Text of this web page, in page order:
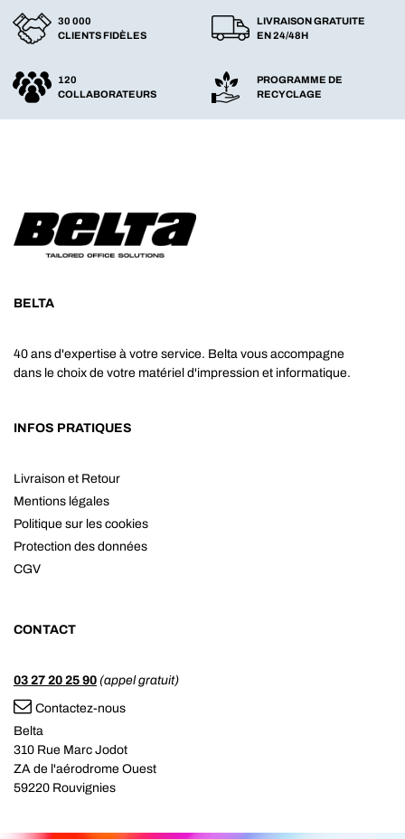
30 000
CLIENTS FIDÈLES
LIVRAISON GRATUITE
EN 24/48H
120
COLLABORATEURS
PROGRAMME DE
RECYCLAGE
BELTA
40 ans d'expertise à votre service. Belta vous accompagne
dans le choix de votre matériel d'impression et informatique.
INFOS PRATIQUES
Livraison et Retour
Mentions légales
Politique sur les cookies
Protection des données
CGV
CONTACT
03 27 20 25 90 (appel gratuit)
Contactez-nous
Belta
310 Rue Marc Jodot
ZA de l'aérodrome Ouest
59220 Rouvignies